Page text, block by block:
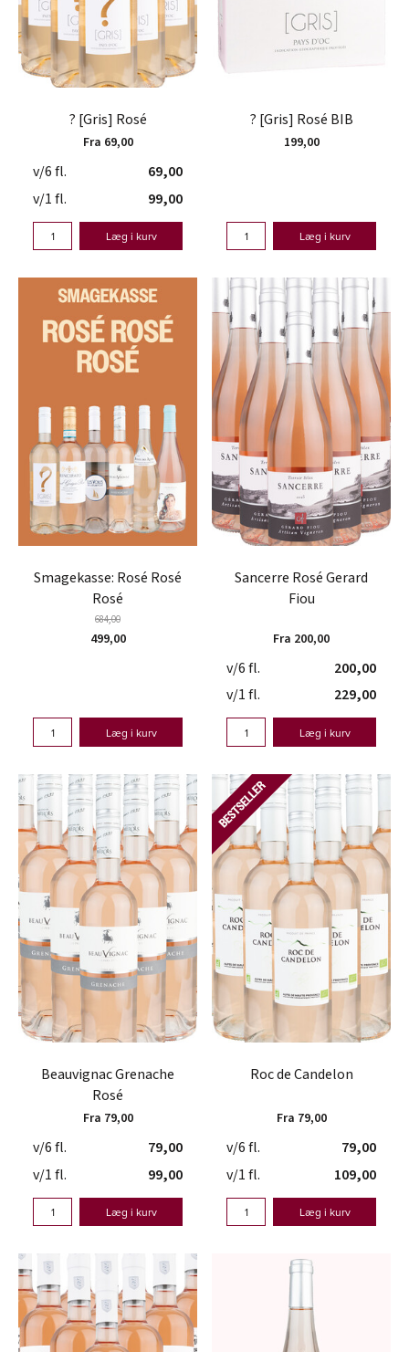
? [Gris] Rosé
Fra 69,00
v/6 fl.
69,00
v/1 fl.
99,00
Læg i kurv
? [Gris] Rosé BIB
199,00
Læg i kurv
Smagekasse: Rosé Rosé
Rosé
684,00
499,00
Læg i kurv
Sancerre Rosé Gerard
Fiou
Fra 200,00
v/6 fl.
200,00
v/1 fl.
229,00
Læg i kurv
Beauvignac Grenache
Rosé
Fra 79,00
v/6 fl.
79,00
v/1 fl.
99,00
Læg i kurv
Roc de Candelon
Fra 79,00
v/6 fl.
79,00
v/1 fl.
109,00
Læg i kurv